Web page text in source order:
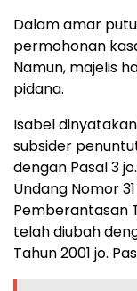
Dalam amar
permohonan
Namun, majelis
pidana.
Isabel
subsider
dengan Pasal 3
Undang Nomor
Pemberantasan
telah diubah
Tahun 2001 jo.